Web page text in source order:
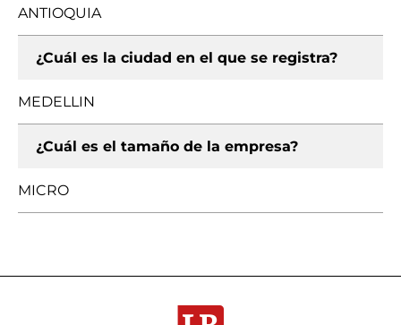
ANTIOQUIA
¿Cuál es la ciudad en el que se registra?
MEDELLIN
¿Cuál es el tamaño de la empresa?
MICRO